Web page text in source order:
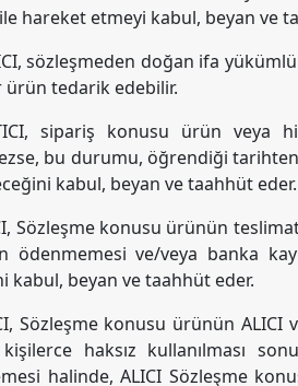
hareket etmeyi kabul, beyan ve
sözleşmeden doğan ifa
ürün tedarik edebilir.
sipariş konusu ürün veya
bu durumu, öğrendiği
kabul, beyan ve taahhüt eder.
Sözleşme konusu ürünün
ödenmemesi ve/veya banka
kabul, beyan ve taahhüt eder.
Sözleşme konusu ürünün ALICI
haksız kullanılması
halinde, ALICI Sözleşme